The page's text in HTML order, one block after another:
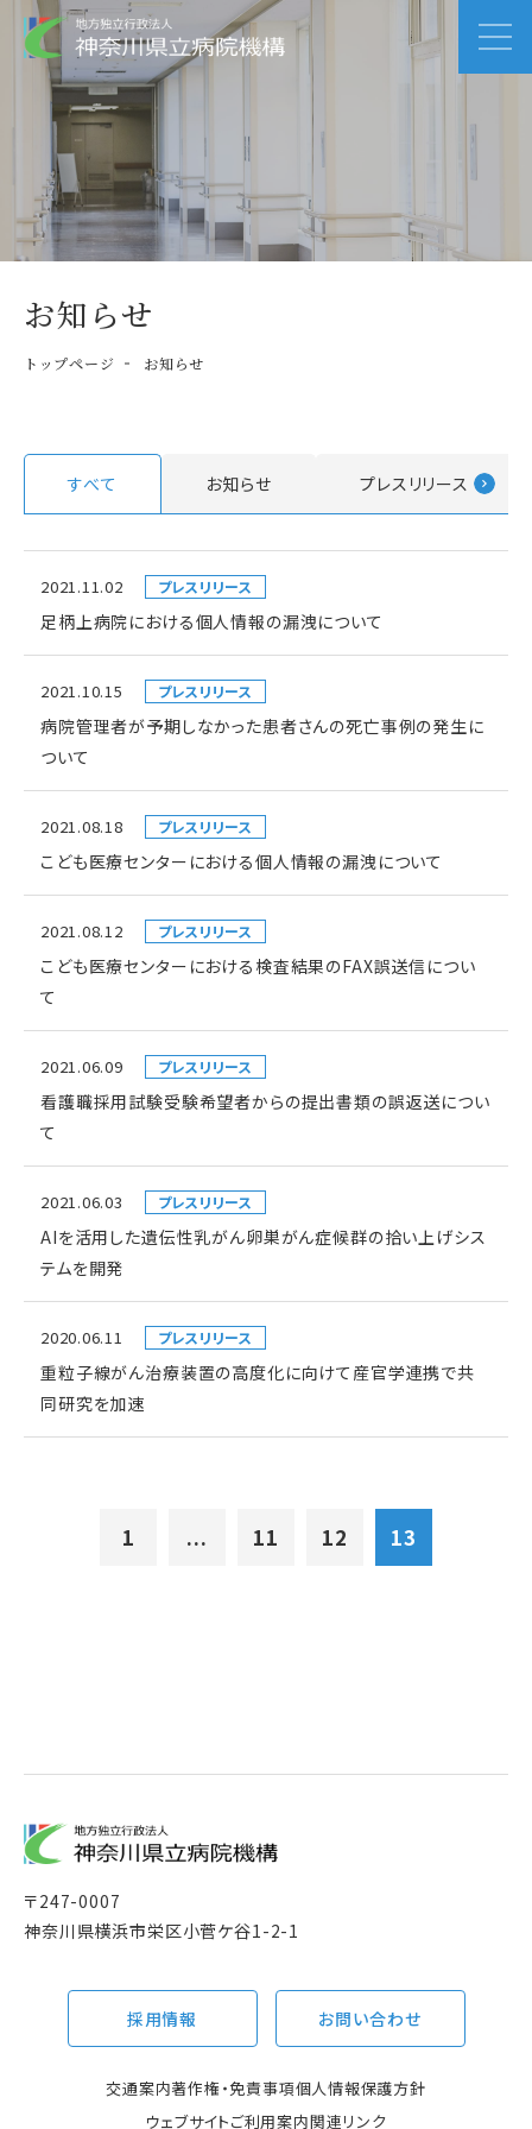
お知らせ
トップページ お知らせ
すべて お知らせ プレスリリース
2021.11.02 プレスリリース
足柄上病院における個人情報の漏洩について
2021.10.15 プレスリリース
病院管理者が予期しなかった患者さんの死亡事例の発生に
ついて
2021.08.18 プレスリリース
こども医療センターにおける個人情報の漏洩について
2021.08.12 プレスリリース
こども医療センターにおける検査結果のFAX誤送信につい
て
2021.06.09 プレスリリース
看護職採用試験受験希望者からの提出書類の誤返送につい
て
2021.06.03 プレスリリース
AIを活用した遺伝性乳がん卵巣がん症候群の拾い上げシス
テムを開発
2020.06.11 プレスリリース
重粒子線がん治療装置の高度化に向けて産官学連携で共
同研究を加速
1 ... 11 12 13
〒247-0007
神奈川県横浜市栄区小菅ケ谷1-2-1
採用情報 お問い合わせ
交通案内著作権・免責事項個人情報保護方針
ウェブサイトご利用案内関連リンク